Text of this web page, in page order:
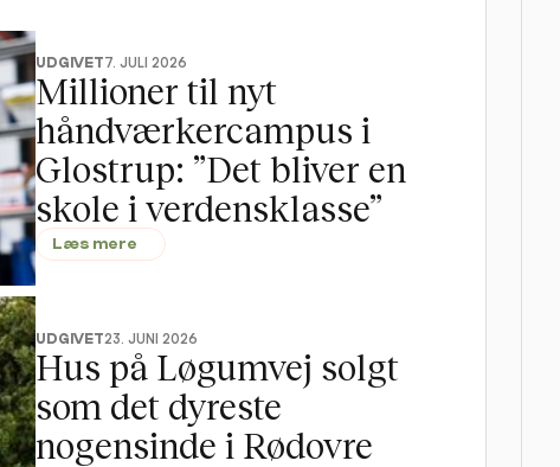
UDGIVET7. JULI 2026
Millioner til nyt
håndværkercampus i
Glostrup: ”Det bliver en
skole i verdensklasse”
Læs mere
UDGIVET23. JUNI 2026
Hus på Løgumvej solgt
som det dyreste
nogensinde i Rødovre